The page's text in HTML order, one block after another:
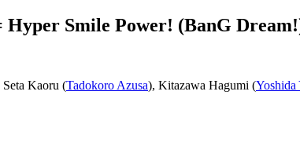
Smile Power! (BanG
Seta Kaoru (Tadokoro Azusa), Kitazawa Hagumi (Yoshida